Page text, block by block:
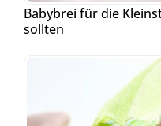
Babybrei für die
sollten